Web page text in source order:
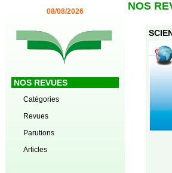
08/08/2026
NOS REVUES
Catégories
Revues
Parutions
Articles
NOS